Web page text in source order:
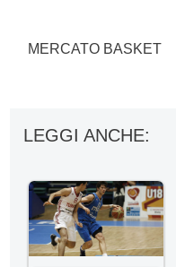
MERCATO BASKET
LEGGI ANCHE: